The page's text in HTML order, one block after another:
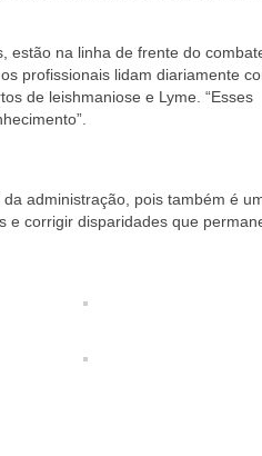
estão na linha de frente do
profissionais lidam diariamente
de leishmaniose e Lyme. “Esses
administração, pois também é
e corrigir disparidades que